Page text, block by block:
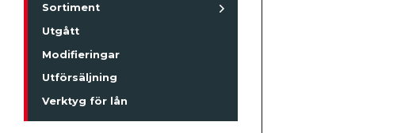
Sortiment
Utgått
Modifieringar
Utförsäljning
Verktyg för lån